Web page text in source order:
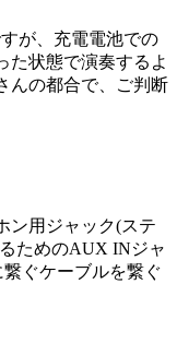
が、充電電池での
た状態で演奏するよ
んの都合で、ご判断
ン用ジャック(ステ
ためのAUX INジャ
ぐケーブルを繋ぐ